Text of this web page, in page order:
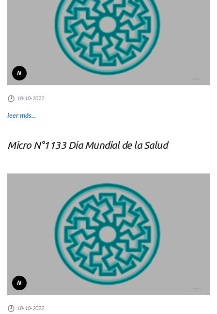
N
18-10-2022
leer más...
Micro N°1133 Dia Mundial de la Salud
N
18-10-2022